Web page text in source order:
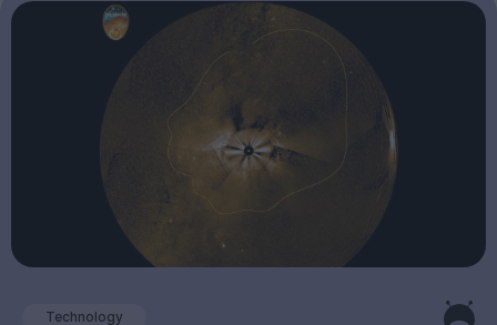
Technology